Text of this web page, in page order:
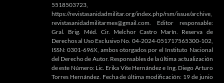
5518503723,
https://revistasanidadmilitar.org/index.php/rsm/issue/archive,
revistasanidadmilitarmex@gmail.com. Editor responsable:
Gral. Brig. Méd. Cir. Melchor Castro Marín. Reserva de
Derechos al Uso Exclusivo No. 04-2024-051717565300-102,
ISSN: 0301-696X, ambos otorgados por el Instituto Nacional
del Derecho de Autor. Responsables de la última actualización
de este Número: Lic. Erika Vite Hernández e Ing. Diego Arturo
Torres Hernández. Fecha de última modificación: 19 de junio